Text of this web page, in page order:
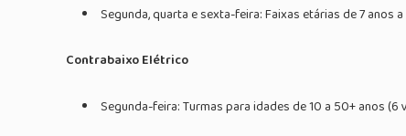
Segunda, quarta e sexta-feira: Faixas etárias de 7 anos
Contrabaixo Elétrico
Segunda-feira: Turmas para idades de 10 a 50+ anos (6